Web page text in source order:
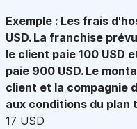
Exemple : Les frais
USD. La franchise
le client paie 100 USD
paie 900 USD. Le
client et la compagnie
aux conditions du plan
17 USD